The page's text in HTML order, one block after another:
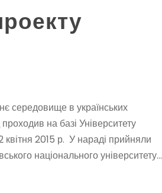
середовище в українських
на базі Університету
квітня 2015 р. У нараді прийняли
національного університету...